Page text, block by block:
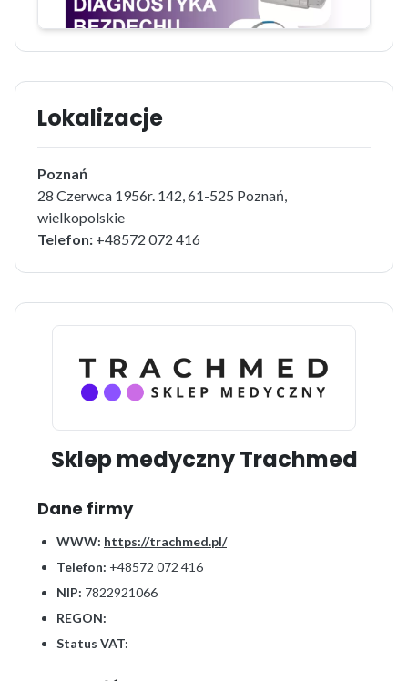
Lokalizacje
Poznań
28 Czerwca 1956r. 142, 61-525 Poznań,
wielkopolskie
Telefon: +48572 072 416
Sklep medyczny Trachmed
Dane firmy
WWW: https://trachmed.pl/
Telefon: +48572 072 416
NIP: 7822921066
REGON:
Status VAT: